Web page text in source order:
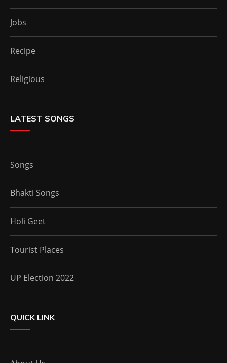
Jobs
Recipe
Religious
LATEST SONGS
Songs
Bhakti Songs
Holi Geet
Tourist Places
UP Election 2022
QUICK LINK